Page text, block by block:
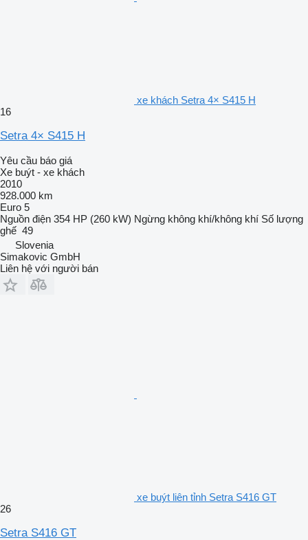
xe khách Setra 4× S415 H
16
Setra 4× S415 H
Yêu cầu báo giá
Xe buýt - xe khách
2010
928.000 km
Euro 5
Nguồn điện 354 HP (260 kW) Ngừng không khí/không khí Số lượng
ghế 49
Slovenia
Simakovic GmbH
Liên hệ với người bán
xe buýt liên tỉnh Setra S416 GT
26
Setra S416 GT